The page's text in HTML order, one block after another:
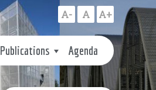
Publications Agenda
A- A A+